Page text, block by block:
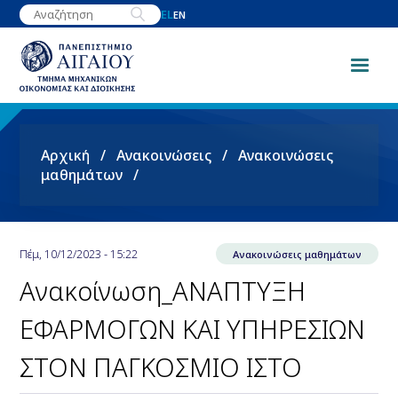
Παράκαμψη
προς
κυρίως
περιεχόμενο
ELEN
Breadcrumb
Αρχική Ανακοινώσεις
Ανακοινώσεις
μαθημάτων
Πέμ, 10/12/2023 - 15:22 Ανακοινώσεις μαθημάτων
Ανακοίνωση_ΑΝΑΠΤΥΞΗ
ΕΦΑΡΜΟΓΩΝ ΚΑΙ ΥΠΗΡΕΣΙΩΝ
ΣΤΟΝ ΠΑΓΚΟΣΜΙΟ ΙΣΤΟ